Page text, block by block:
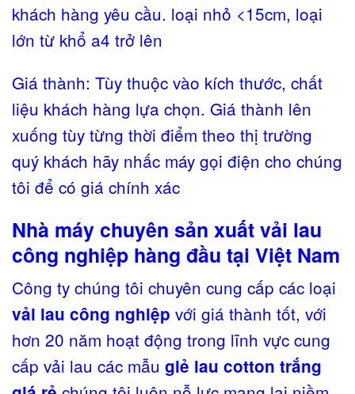
khách hàng yêu cầu. loại nhỏ <15cm, loại
lớn từ khổ a4 trở lên
Giá thành: Tùy thuộc vào kích thước, chất
liệu khách hàng lựa chọn. Giá thành lên
xuống tùy từng thời điểm theo thị trường
quý khách hãy nhấc máy gọi điện cho chúng
tôi để có giá chính xác
Nhà máy chuyên sản xuất vải lau
công nghiệp hàng đầu tại Việt Nam
Công ty chúng tôi chuyên cung cấp các loại
vải lau công nghiệp với giá thành tốt, với
hơn 20 năm hoạt động trong lĩnh vực cung
cấp vải lau các mẫu giẻ lau cotton trắng